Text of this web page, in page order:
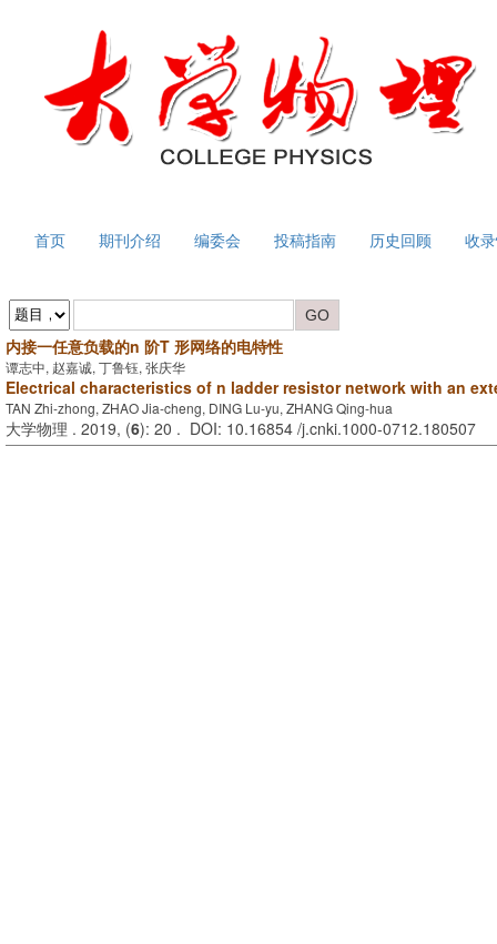
首页 期刊介绍 编委会 投稿指南 历史回顾 收
内接一任意负载的n 阶T 形网络的电特性
谭志中, 赵嘉诚, 丁鲁钰, 张庆华
Electrical characteristics of n ladder resistor network with an
TAN Zhi-zhong, ZHAO Jia-cheng, DING Lu-yu, ZHANG Qing-hua
大学物理 . 2019, (6): 20 . DOI: 10.16854 /j.cnki.1000-0712.180507